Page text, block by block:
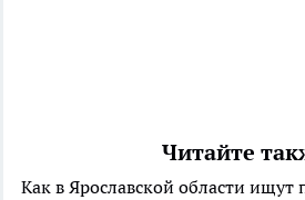
Читайте
Как в Ярославской области